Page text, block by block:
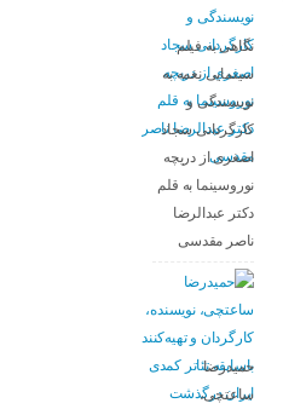
نگاهی به فیلم
سینمایی نغمه به
نویسندگی و
کارگردانی سجاد
اصغری از دریچه
نوروسینما به قلم
دکتر عبدالرضا
ناصر مقدسی
حمیدرضا
ساعتچی،